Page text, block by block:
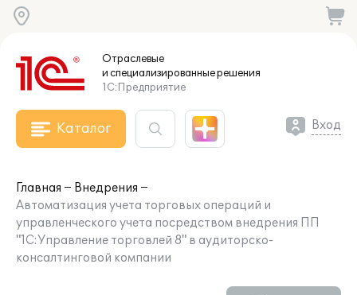
Отраслевые
и специализированныерешения
1С:Предприятие
Каталог Вход
Главная
Внедрения
Автоматизация учета торговых операций и
управленческого учета посредством внедрения ПП
"1С:Управление торговлей 8" в аудиторско-
консалтинговой компании